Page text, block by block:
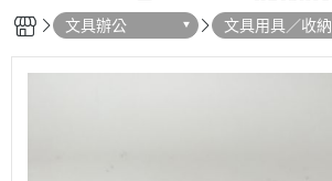
文具辦公 文具用具／收納